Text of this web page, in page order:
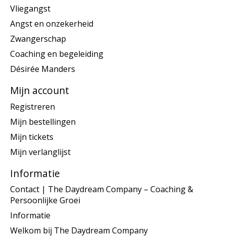
Vliegangst
Angst en onzekerheid
Zwangerschap
Coaching en begeleiding
Désirée Manders
Mijn account
Registreren
Mijn bestellingen
Mijn tickets
Mijn verlanglijst
Informatie
Contact | The Daydream Company – Coaching &
Persoonlijke Groei
Informatie
Welkom bij The Daydream Company